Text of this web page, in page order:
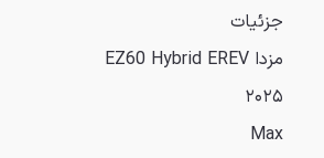
جزئیات
مزدا EZ60 Hybrid EREV
۲۰۲۵
Max